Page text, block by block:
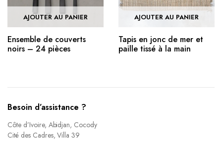
AJOUTER AU PANIER
Ensemble de couverts
noirs – 24 pièces
AJOUTER AU PANIER
Tapis en jonc de mer et
paille tissé à la main
Besoin d’assistance ?
Côte d’Ivoire, Abidjan, Cocody
Cité des Cadres, Villa 39